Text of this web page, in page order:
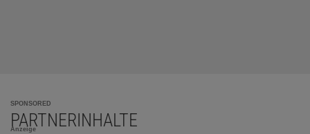
SPONSORED
PARTNERINHALTE
Anzeige